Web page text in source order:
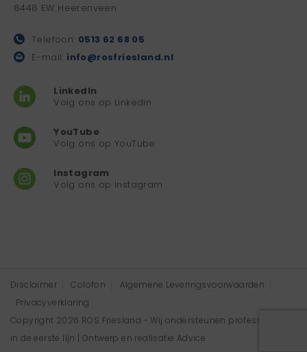
8448 EW Heerenveen
Telefoon: 0513 62 68 05
E-mail: info@rosfriesland.nl
LinkedIn
Volg ons op Linkedin
YouTube
Volg ons op YouTube
Instagram
Volg ons op Instagram
Disclaimer Colofon
Algemene Leveringsvoorwaarden
Privacyverklaring
Copyright 2026 ROS Friesland - Wij ondersteunen professionals
in de eerste lijn | Ontwerp en realisatie Advice